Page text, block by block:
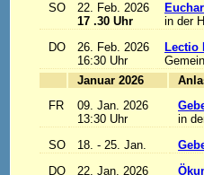
SO
22. Feb. 2026
17 .30 Uhr
in der
DO
26. Feb. 2026
16:30 Uhr
Lectio
Januar 2026
FR
09. Jan. 2026
13:30 Uhr
in
SO
18. - 25. Jan.
DO
22. Jan. 2026